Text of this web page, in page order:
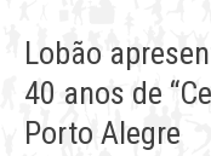
Lobão
40 anos de
Porto Alegre